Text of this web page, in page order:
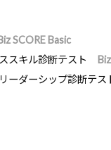
SCORE Basic
スキル診断テスト
ーダーシップ診断テス